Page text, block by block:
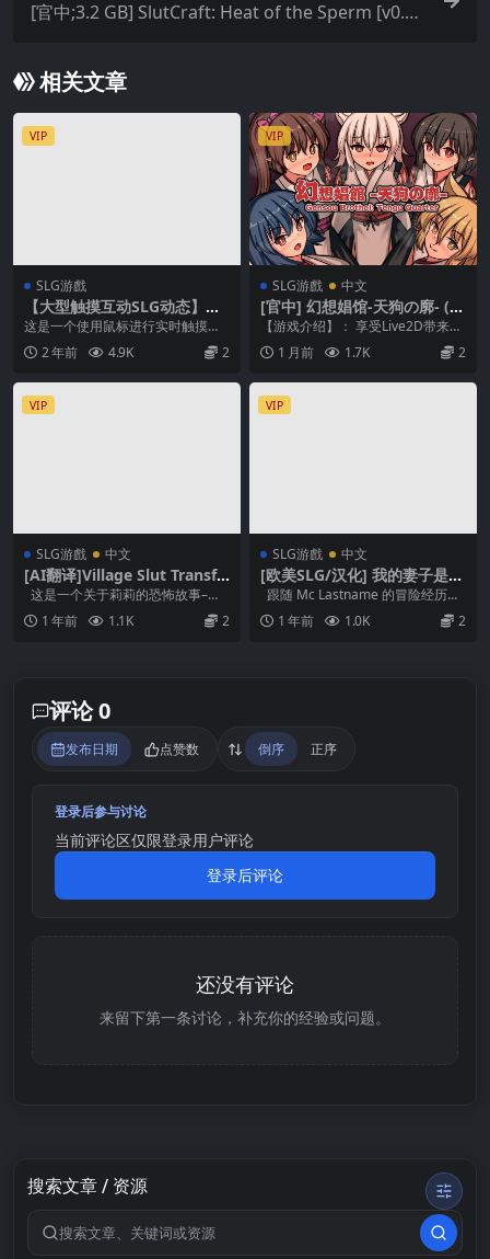
[官中;3.2 GB] SlutCraft: Heat of the Sperm [v0.4
相关文章
VIP
SLG游戲
【大型触摸互动SLG动态】夏
色课程～最后的夏天时光なつ
いろレッスン～the last sum
mer timeV1.0
这是一个使用鼠标进行实时触摸的
游戏。 抚摸头发、脱衣服、揉胸、
做爱…… 通过触摸...
2 年前 4.9K 2
VIP
SLG游戲 中文
[官中] 幻想娼馆-天狗の廓- (V
er1.04)
【游戏介绍】： 享受Live2D带来的
娼馆经营模拟游戏！ 你被典抓住了
把柄，背负...
1 月前 1.7K 2
VIP
SLG游戲 中文
[AI翻译]Village Slut Transfo
rmation [Ep.8/1.1 GB]
这是一个关于莉莉的恐怖故事–一
个天真无邪的女孩被腐蚀成了一个
心灵...1 年前 1.1K 2
VIP
SLG游戲 中文
[欧美SLG/汉化] 我的妻子是被
所有人用的锄头 [v1.0]
跟随 Mc Lastname 的冒险经历，
了解他如何与他的 “锄...
1 年前 1.0K 2
评论 0
发布日期 点赞数 倒序 正序
登录后参与讨论
当前评论区仅限登录用户评论
登录后评论
还没有评论
来留下第一条讨论，补充你的经验或问题。
搜索文章 / 资源
搜索关键词